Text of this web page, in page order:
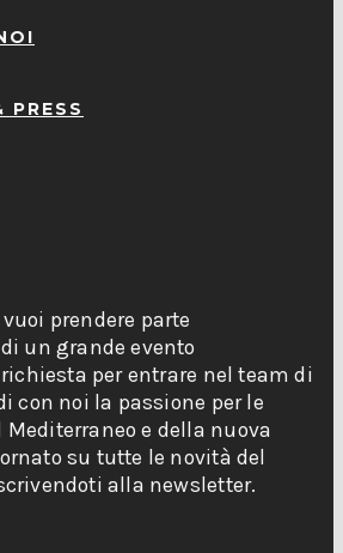
prendere parte
un grande evento
per entrare nel team di
con noi la passione per le
e della nuova
su tutte le novità del
alla newsletter.